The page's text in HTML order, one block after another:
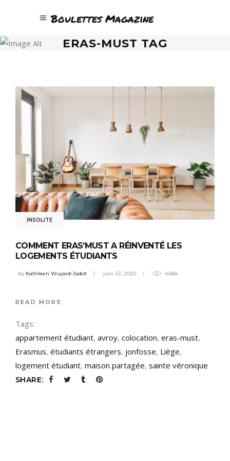
Boulettes Magazine
ERAS-MUST TAG
INSOLITE
COMMENT ERAS’MUST A RÉINVENTÉ LES
LOGEMENTS ÉTUDIANTS
by Kathleen Wuyard-Jadot juin 22, 2020 4.68k
READ MORE
Tags:
appartement étudiant, avroy, colocation, eras-must,
Erasmus, étudiants étrangers, jonfosse, Liège,
logement étudiant, maison partagée, sainte véronique
SHARE: